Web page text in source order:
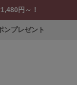
円～！
ンプレゼント